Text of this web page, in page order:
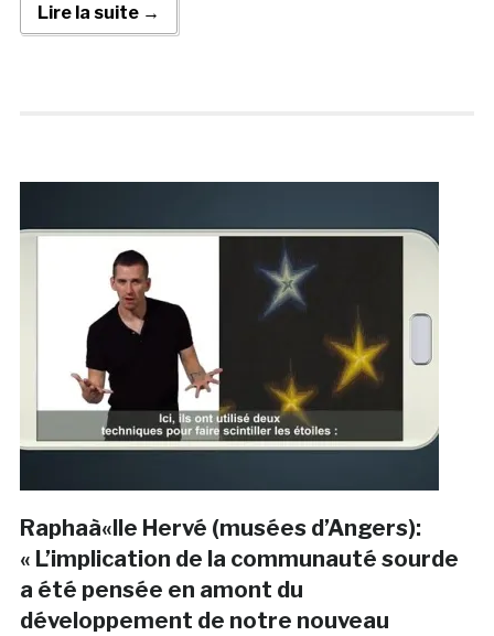
Lire la suite →
Raphaà«lle Hervé (musées d’Angers):
« L’implication de la communauté sourde
a été pensée en amont du
développement de notre nouveau